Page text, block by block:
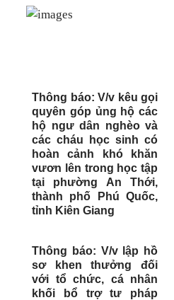
Thông báo: V/v kêu gọi
quyên góp ủng hộ các
hộ ngư dân nghèo và
các cháu học sinh có
hoàn cảnh khó khăn
vươn lên trong học tập
tại phường An Thới,
thành phố Phú Quốc,
tỉnh Kiên Giang
Thông báo: V/v lập hồ
sơ khen thưởng đối
với tổ chức, cá nhân
khối bổ trợ tư pháp